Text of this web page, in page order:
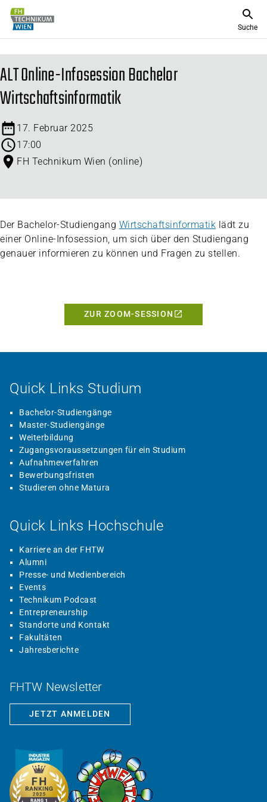
Suche
ALT Online-Infosession Bachelor
Wirtschaftsinformatik
17. Februar 2025
17:00
FH Technikum Wien (online)
Der Bachelor-Studiengang Wirtschaftsinformatik lädt zu
einer Online-Infosession, um sich über den Studiengang
genauer informieren zu können und Fragen zu stellen.
ZUR ZOOM-SESSION
Quick Links Studium
Bachelor-Studiengänge
Master-Studiengänge
Weiterbildung
Zugangsvoraussetzungen für ein Studium
Aufnahmeverfahren
Bewerbungsfristen
Studieren ohne Matura
Quick Links Hochschule
Karriere an der FHTW
Alumni
Presse- und Medienbereich
Events
Technikum Podcast
Entrepreneurship
Standorte und Kontakt
Fakultäten
Jahresberichte
FHTW Newsletter
JETZT ANMELDEN